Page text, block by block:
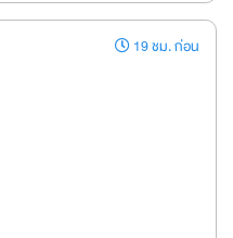
19 ชม. ก่อน